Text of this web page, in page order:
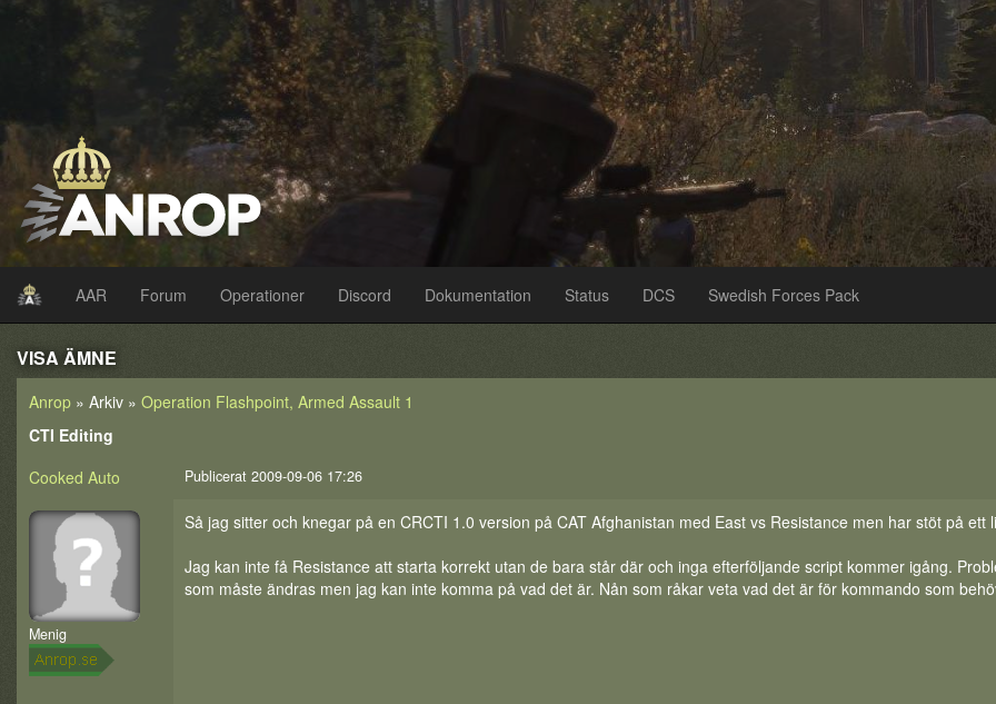
AAR Forum Operationer Discord Dokumentation Status DCS Swedish Forces Pack
VISA ÄMNE
Anrop » Arkiv » Operation Flashpoint, Armed Assault 1
CTI Editing
Cooked Auto
Publicerat 2009-09-06 17:26
Menig
Så jag sitter och knegar på en CRCTI 1.0 version på CAT Afghanistan med East vs Resistance men har stöt på ett
Jag kan inte få Resistance att starta korrekt utan de bara står där och inga efterföljande script kommer igång.
som måste ändras men jag kan inte komma på vad det är. Nån som råkar veta vad det är för kommando som